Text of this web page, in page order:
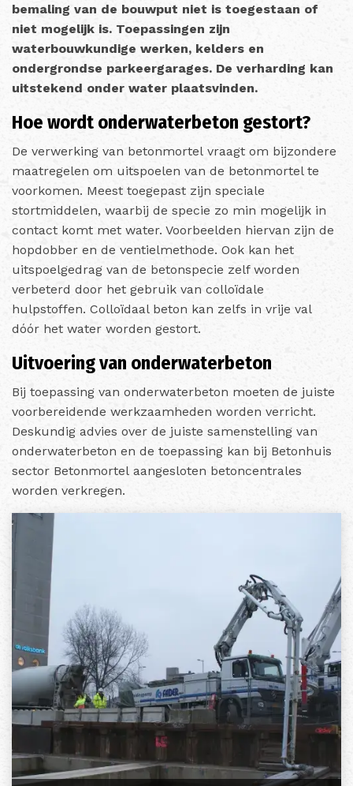
bemaling van de bouwput niet is toegestaan of
niet mogelijk is. Toepassingen zijn
waterbouwkundige werken, kelders en
ondergrondse parkeergarages. De verharding kan
uitstekend onder water plaatsvinden.
Hoe wordt onderwaterbeton gestort?
De verwerking van betonmortel vraagt om bijzondere
maatregelen om uitspoelen van de betonmortel te
voorkomen. Meest toegepast zijn speciale
stortmiddelen, waarbij de specie zo min mogelijk in
contact komt met water. Voorbeelden hiervan zijn de
hopdobber en de ventielmethode. Ook kan het
uitspoelgedrag van de betonspecie zelf worden
verbeterd door het gebruik van colloïdale
hulpstoffen. Colloïdaal beton kan zelfs in vrije val
dóór het water worden gestort.
Uitvoering van onderwaterbeton
Bij toepassing van onderwaterbeton moeten de juiste
voorbereidende werkzaamheden worden verricht.
Deskundig advies over de juiste samenstelling van
onderwaterbeton en de toepassing kan bij Betonhuis
sector Betonmortel aangesloten betoncentrales
worden verkregen.